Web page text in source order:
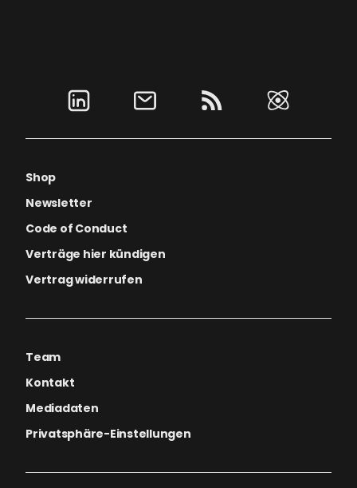
Shop
Newsletter
Code of Conduct
Verträge hier kündigen
Vertrag widerrufen
Team
Kontakt
Mediadaten
Privatsphäre-Einstellungen